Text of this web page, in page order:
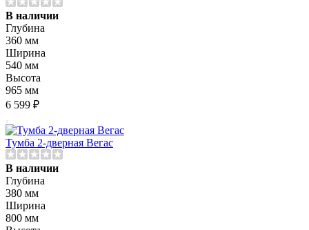
В наличии
Глубина
360 мм
Ширина
540 мм
Высота
965 мм
6 599 ₽
Тумба 2-дверная Вегас
В наличии
Глубина
380 мм
Ширина
800 мм